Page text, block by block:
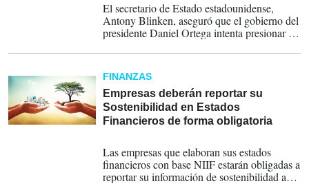
El secretario de Estado estadounidense,
Antony Blinken, aseguró que el gobierno del
presidente Daniel Ortega intenta presionar y
sus bienes.
FINANZAS
Empresas deberán reportar su
Sostenibilidad en Estados
Financieros de forma obligatoria
Las empresas que elaboran sus estados
financieros con base NIIF estarán obligadas a
reportar su información de sostenibilidad a